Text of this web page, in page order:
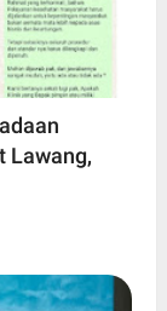
Lawang,